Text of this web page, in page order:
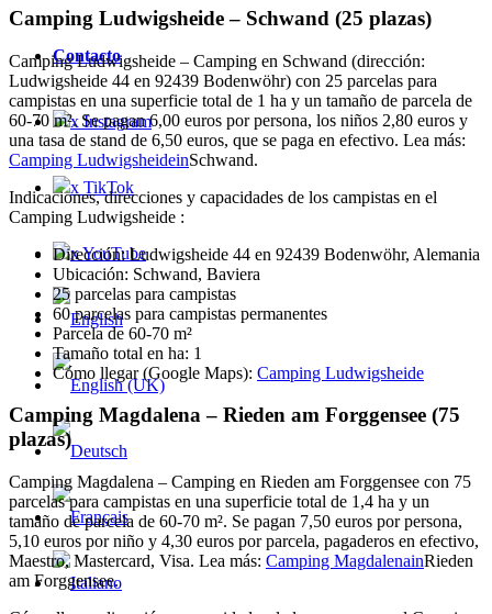
Contacto
x Instagram
x TikTok
x YouTube
Camping Ludwigsheide – Schwand (25 plazas)
Camping Ludwigsheide – Camping en Schwand (dirección:
Ludwigsheide 44 en 92439 Bodenwöhr) con 25 parcelas para
campistas en una superficie total de 1 ha y un tamaño de parcela de
60-70 m². Se pagan 6,00 euros por persona, los niños 2,80 euros y
una tasa de stand de 6,50 euros, que se paga en efectivo. Lea más:
Camping LudwigsheideinSchwand.
Indicaciones, direcciones y capacidades de los campistas en el
Camping Ludwigsheide :
Dirección: Ludwigsheide 44 en 92439 Bodenwöhr, Alemania
Ubicación: Schwand, Baviera
25 parcelas para campistas
60 parcelas para campistas permanentes
Parcela de 60-70 m²
Tamaño total en ha: 1
Cómo llegar (Google Maps): Camping Ludwigsheide
Camping Magdalena – Rieden am Forggensee (75
plazas)
Camping Magdalena – Camping en Rieden am Forggensee con 75
parcelas para campistas en una superficie total de 1,4 ha y un
tamaño de parcela de 60-70 m². Se pagan 7,50 euros por persona,
5,10 euros por niño y 4,30 euros por parcela, pagaderos en efectivo,
Maestro, Mastercard, Visa. Lea más: Camping MagdalenainRieden
am Forggensee.